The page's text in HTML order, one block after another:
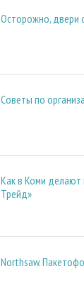
Осторожно, двери
Советы по
Как в Коми делают
Трейд»
Northsaw.